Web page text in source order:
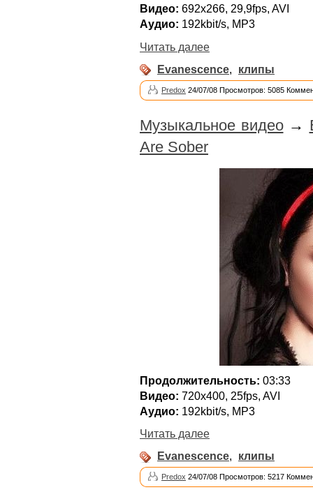
Видео: 692х266, 29,9fps, AVI
Аудио: 192kbit/s, MP3
Читать далее
Evanescence, клипы
Predox 24/07/08 Просмотров: 5085
Музыкальное видео→
Are Sober
Продолжительность: 03:33
Видео: 720х400, 25fps, AVI
Аудио: 192kbit/s, MP3
Читать далее
Evanescence, клипы
Predox 24/07/08 Просмотров: 5217